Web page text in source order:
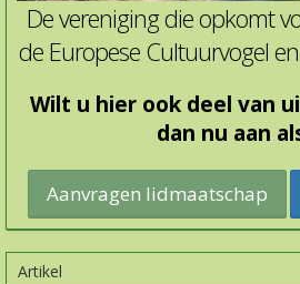
De vereniging die opkomt
de Europese Cultuurvogel
Wilt u hier ook deel van
dan nu aan
Artikel